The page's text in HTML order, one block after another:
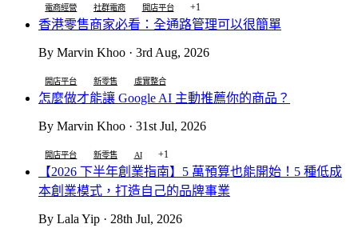
電商經營 社群電商 開店平台 +1
香港零售商家必看：全通路管理可以很簡單
By Marvin Khoo · 3rd Aug, 2026
開店平台 新零售 虛實整合
怎麼做才能讓 Google AI 主動推薦你的商品？
By Marvin Khoo · 31st Jul, 2026
開店平台 新零售 AI +1
【2026 下半年創業指南】5 萬預算也能開始！5 種低成
本創業模式，打造自己的品牌事業
By Lala Yip · 28th Jul, 2026